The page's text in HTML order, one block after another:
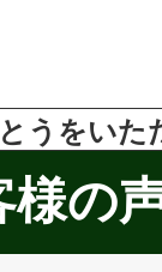
うをいた
様の